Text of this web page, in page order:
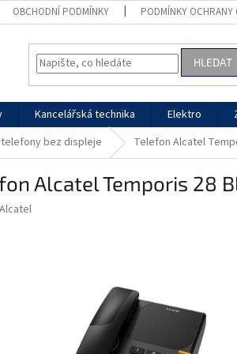
OBCHODNÍ PODMÍNKY PODMÍNKY OCHRANY
HLEDAT
Kancelářská technika Elektro
bez displeje Telefon Alcatel
Alcatel Temporis 28
Alcatel